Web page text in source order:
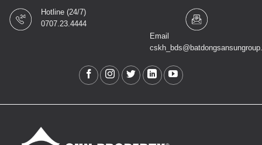
Hotline (24/7)
0707.23.4444
Email